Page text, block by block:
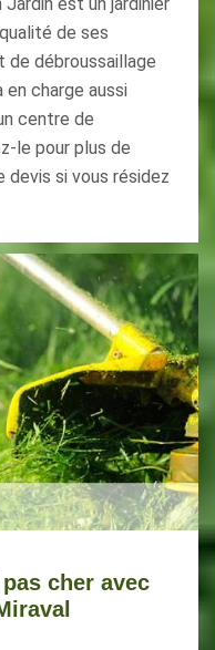
de ses
de débroussaillage
charge aussi
centre de
le pour plus de
devis si vous résidez
cher avec